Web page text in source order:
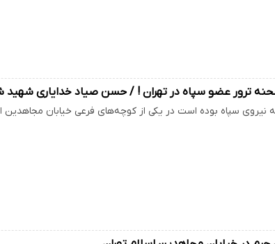
ترور عضو سپاه در تهران ! / حسن صیاد خدایاری شهید
نیروی سپاه بوده است در یکی از کوچه‌های فرعی خیابان مجاهدین